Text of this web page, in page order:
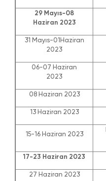
29 Mayıs-08
Haziran 2023
31 Mayıs-01Haziran
2023
06-07 Haziran
2023
08 Haziran 2023
13 Haziran 2023
15-16 Haziran 2023
17-23 Haziran 2023
27 Haziran 2023